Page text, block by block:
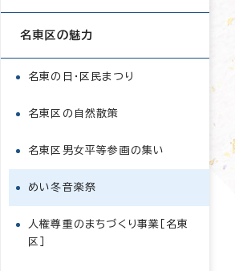
名東区の魅力
名東の日・区民まつり
名東区の自然散策
名東区男女平等参画の集い
めい冬音楽祭
人権尊重のまちづくり事業［名東
区］